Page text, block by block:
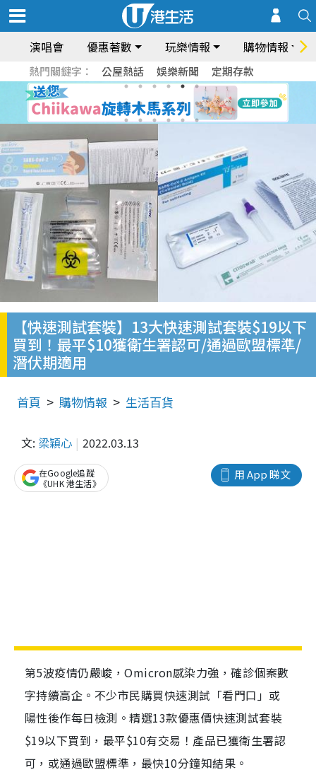
演唱會 優惠著數 玩樂情報 購物情報
熱門關鍵字： 公屋熱話 娛樂新聞 定期存款
【快速測試套裝】13大快速測試套裝$19以下
買到！最平$10獲衛生署認可/通過歐盟標準/
潛伏期適用
首頁 購物情報 生活百貨
文: 梁穎心 2022.03.13
用 App 睇文
在Google追蹤
《UHK 港生活》
第5波疫情仍嚴峻，Omicron感染力強，確診個案數
字持續高企。不少市民購買快速測試「看門口」或
陽性後作每日檢測。精選13款優惠價快速測試套裝
$19以下買到，最平$10有交易！產品已獲衛生署認
可，或通過歐盟標準，最快10分鐘知結果。